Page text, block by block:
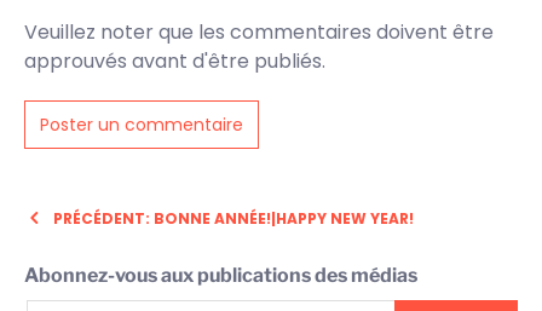
Veuillez noter que les commentaires doivent être
approuvés avant d'être publiés.
PRÉCÉDENT: BONNE ANNÉE!|HAPPY NEW YEAR!
Abonnez-vous aux publications des médias